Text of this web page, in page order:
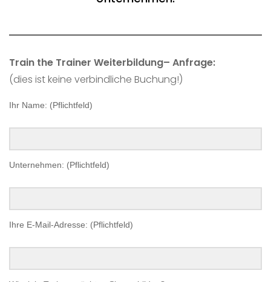
Train the Trainer Weiterbildung– Anfrage:
(dies ist keine verbindliche Buchung!)
Ihr Name: (Pflichtfeld)
Unternehmen: (Pflichtfeld)
Ihre E-Mail-Adresse: (Pflichtfeld)